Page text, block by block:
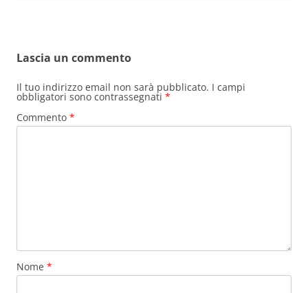
Lascia un commento
Il tuo indirizzo email non sarà pubblicato. I campi
obbligatori sono contrassegnati *
Commento *
Nome *